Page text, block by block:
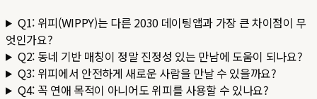
Q1: 위피(WIPPY)는 다른 2030 데이팅앱과 가장 큰 차이점이 무
엇인가요?
Q2: 동네 기반 매칭이 정말 진정성 있는 만남에 도움이 되나요?
Q3: 위피에서 안전하게 새로운 사람을 만날 수 있을까요?
Q4: 꼭 연애 목적이 아니어도 위피를 사용할 수 있나요?